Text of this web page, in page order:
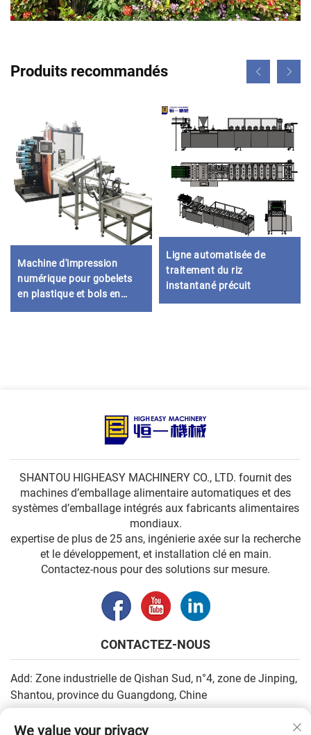
Produits recommandés
Machine d'impression
numérique pour gobelets
en plastique et bols en
Ligne automatisée de
traitement du riz
instantané précuit
SHANTOU HIGHEASY MACHINERY CO., LTD. fournit des
machines d’emballage alimentaire automatiques et des
systèmes d’emballage intégrés aux fabricants alimentaires
mondiaux.
expertise de plus de 25 ans, ingénierie axée sur la recherche
et le développement, et installation clé en main.
Contactez-nous pour des solutions sur mesure.
CONTACTEZ-NOUS
Add: Zone industrielle de Qishan Sud, n°4, zone de Jinping,
Shantou, province du Guangdong, Chine
We value your privacy